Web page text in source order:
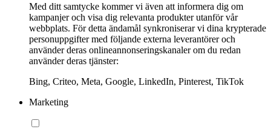
Med ditt samtycke kommer vi även att informera dig om
kampanjer och visa dig relevanta produkter utanför vår
webbplats. För detta ändamål synkroniserar vi dina krypterade
personuppgifter med följande externa leverantörer och
använder deras onlineannonseringskanaler om du redan
använder deras tjänster:
Bing, Criteo, Meta, Google, LinkedIn, Pinterest, TikTok
Marketing